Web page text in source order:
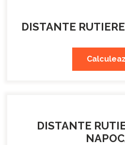
DISTANTE
DISTANTE